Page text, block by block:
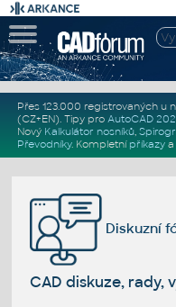
Přes 123.000 registrovaných u
(CZ+EN). Tipy pro AutoCAD
Nový Kalkulátor nosníků,
Převodníky. Kompletní příkazya
Diskuzní
CAD diskuze, rady,